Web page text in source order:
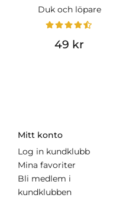
Duk och löpare
49 kr
Mitt konto
Log in kundklubb
Mina favoriter
Bli medlem i
kundklubben